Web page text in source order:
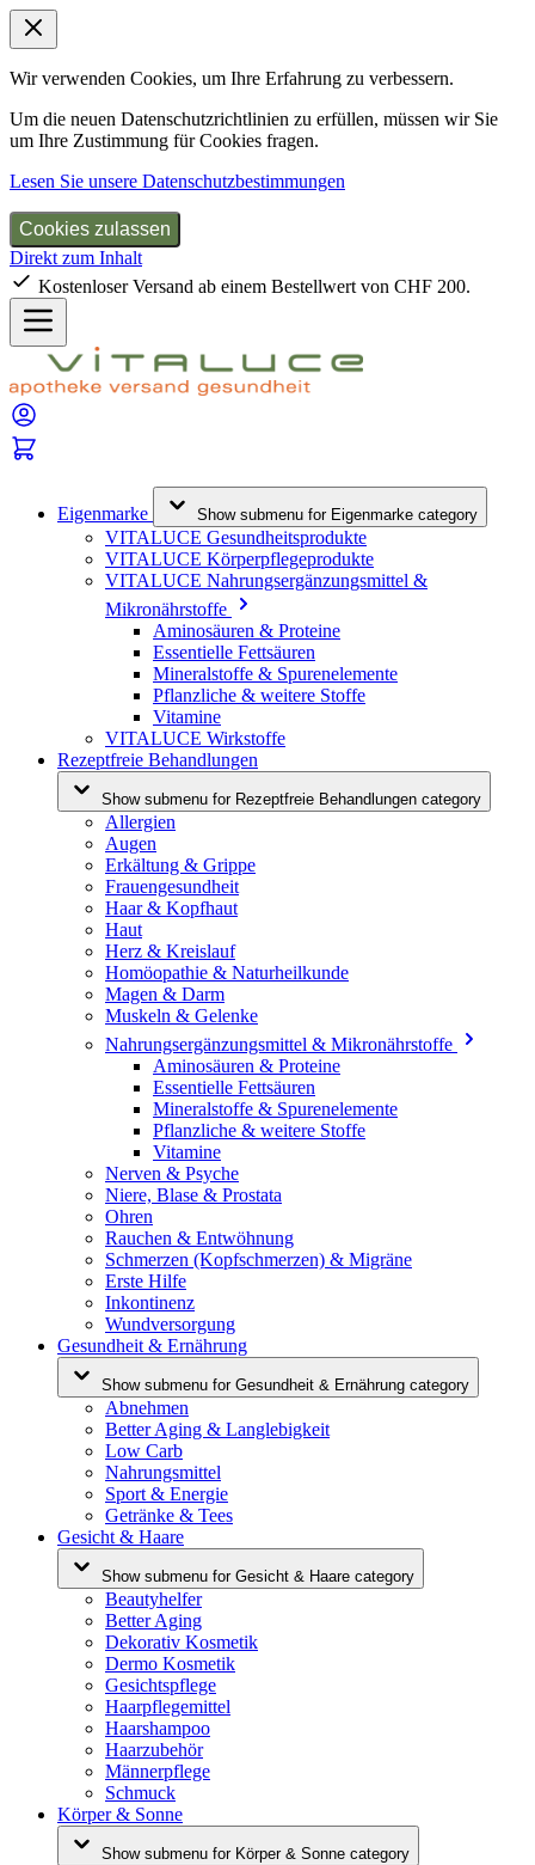
Wir verwenden Cookies, um Ihre Erfahrung zu verbessern.
Um die neuen Datenschutzrichtlinien zu erfüllen, müssen wir Sie
um Ihre Zustimmung für Cookies fragen.
Lesen Sie unsere Datenschutzbestimmungen
Cookies zulassen
Direkt zum Inhalt
Kostenloser Versand ab einem Bestellwert von CHF 200.
Eigenmarke Show submenu for Eigenmarke category
VITALUCE Gesundheitsprodukte
VITALUCE Körperpflegeprodukte
VITALUCE Nahrungsergänzungsmittel &
Mikronährstoffe
Aminosäuren & Proteine
Essentielle Fettsäuren
Mineralstoffe & Spurenelemente
Pflanzliche & weitere Stoffe
Vitamine
VITALUCE Wirkstoffe
Rezeptfreie Behandlungen
Show submenu for Rezeptfreie Behandlungen category
Allergien
Augen
Erkältung & Grippe
Frauengesundheit
Haar & Kopfhaut
Haut
Herz & Kreislauf
Homöopathie & Naturheilkunde
Magen & Darm
Muskeln & Gelenke
Nahrungsergänzungsmittel & Mikronährstoffe
Aminosäuren & Proteine
Essentielle Fettsäuren
Mineralstoffe & Spurenelemente
Pflanzliche & weitere Stoffe
Vitamine
Nerven & Psyche
Niere, Blase & Prostata
Ohren
Rauchen & Entwöhnung
Schmerzen (Kopfschmerzen) & Migräne
Erste Hilfe
Inkontinenz
Wundversorgung
Gesundheit & Ernährung
Show submenu for Gesundheit & Ernährung category
Abnehmen
Better Aging & Langlebigkeit
Low Carb
Nahrungsmittel
Sport & Energie
Getränke & Tees
Gesicht & Haare
Show submenu for Gesicht & Haare category
Beautyhelfer
Better Aging
Dekorativ Kosmetik
Dermo Kosmetik
Gesichtspflege
Haarpflegemittel
Haarshampoo
Haarzubehör
Männerpflege
Schmuck
Körper & Sonne
Show submenu for Körper & Sonne category